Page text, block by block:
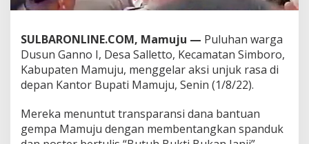
o
u
p
a
t
i
a
m
u
SULBARONLINE.COM, Mamuju — Puluhan warga
Dusun Ganno I, Desa Salletto, Kecamatan Simboro,
Kabupaten Mamuju, menggelar aksi unjuk rasa di
depan Kantor Bupati Mamuju, Senin (1/8/22).
Mereka menuntut transparansi dana bantuan
gempa Mamuju dengan membentangkan spanduk